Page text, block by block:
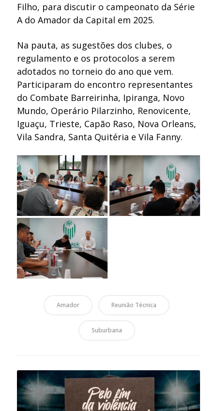
Filho, para discutir o campeonato da Série
A do Amador da Capital em 2025.
Na pauta, as sugestões dos clubes, o
regulamento e os protocolos a serem
adotados no torneio do ano que vem.
Participaram do encontro representantes
do Combate Barreirinha, Ipiranga, Novo
Mundo, Operário Pilarzinho, Renovicente,
Iguaçu, Trieste, Capão Raso, Nova Orleans,
Vila Sandra, Santa Quitéria e Vila Fanny.
Amador Reunião Técnica
Suburbana